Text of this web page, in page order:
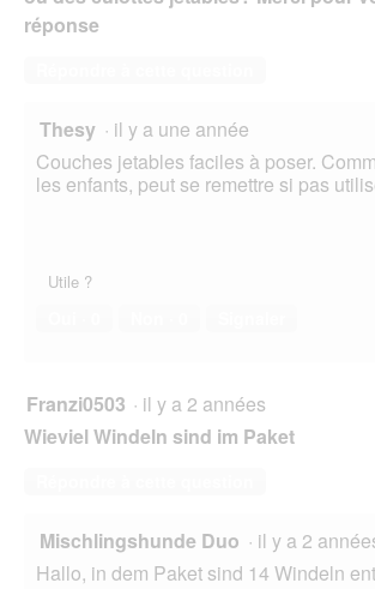
réponse
Thesy · il y a une année
Couches jetables faciles à poser.
les enfants, peut se remettre si pas
Utile ?
Franzi0503 · il y a 2 années
Wieviel Windeln sind im Paket
Mischlingshunde Duo · il y a 2
Hallo, in dem Paket sind 14 Windeln